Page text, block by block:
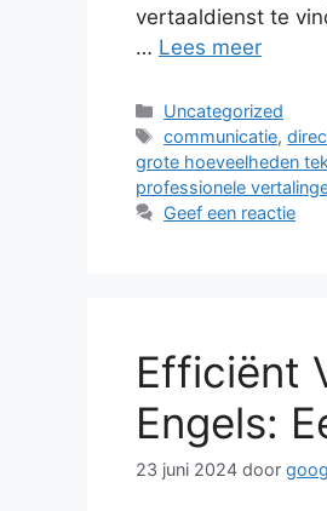
vertaaldienst te
… Lees meer
Categorieën
Uncategorized
Tags
communicatie,
grote hoeveelheden
professionele
Geef een reactie
Efficiënt
Engels:
23 juni 2024 door